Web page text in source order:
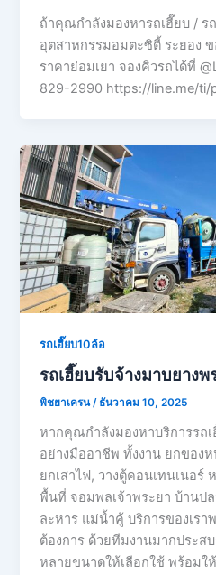
ถ้าคุณกำลังมองหารถเฮี๊ยบ / ร
อุตสาหกรรมอมตะซิตี้ ระยอง
ราคาย่อมเยา จองคิวรถได้ที่
829-2990 https://line.me/ti/
รถเฮี๊ยบ10ล้อ
รถเฮี๊ยบรับจ้างมาบยางพ
พิชยาเครน/ ธันวาคม 10, 2025
หากคุณกำลังมองหาบริการรถ
อย่างมืออาชีพ ทั้งงาน ยกของ
ยกเสาไฟ, วางตู้คอนเทนเนอร์
พื้นที่ จอมพลเจ้าพระยา บ้านป
ละหาร แม่น้ำคู้ บริการของเร
ต้องการ ด้วยทีมงานมากประส
หลายขนาดให้เลือกใช้ พร้อมใ